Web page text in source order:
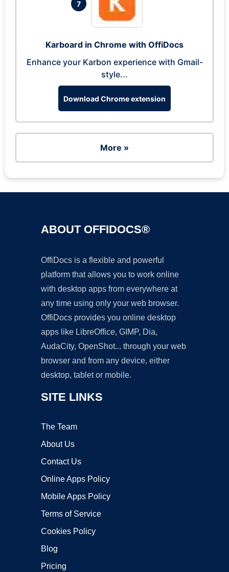
7
Karboard in Chrome with OffiDocs
Enhance your Karbon experience with Gmail-
style...
Download Chrome extension
More »
ABOUT OFFIDOCS®
OffiDocs is a flexible and powerful
platform that allows you to work online
with desktop apps from everywhere at
any time using only your web browser.
OffiDocs provides you online desktop
apps like LibreOffice, GIMP, Dia,
AudaCity, OpenShot... through your web
browser and from any device, either
desktop, tablet or mobile.
SITE LINKS
The Team
About Us
Contact Us
Online Apps Policy
Mobile Apps Policy
Terms of Service
Cookies Policy
Blog
Pricing